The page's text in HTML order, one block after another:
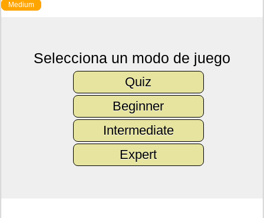
Medium
Selecciona un modo de juego
Quiz
Beginner
Intermediate
Expert